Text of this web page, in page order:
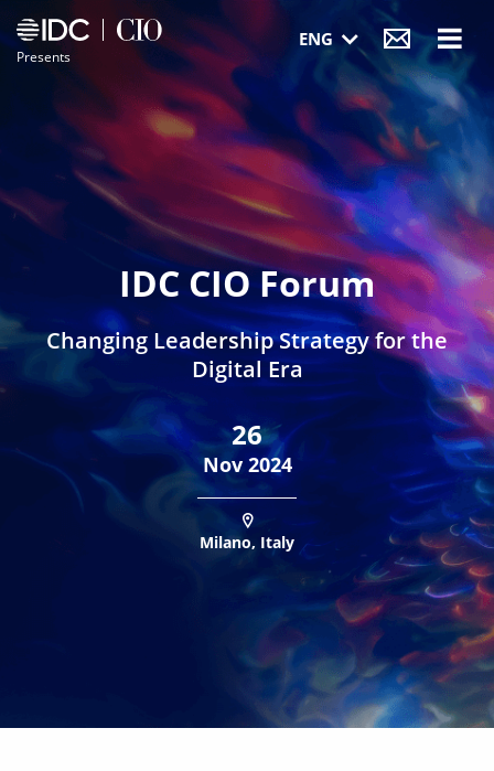
Visit IDC websiteVisit CIO website
Presents
ENG
IDC CIO Forum
Changing Leadership Strategy for the
Digital Era
26
Nov 2024
Milano, Italy